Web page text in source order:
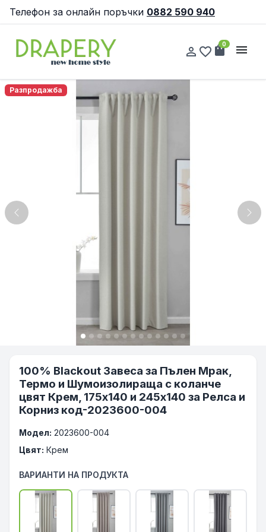
Телефон за онлайн поръчки 0882 590 940
person_outline favorite_border shopping_bag
0 menu
Разпродажба
Previous
100% Blackout Завеса за Пълен Мрак,
Термо и Шумоизолираща с коланче
цвят Крем, 175х140 и 245х140 за Релса и
Корниз код-2023600-004
Модел: 2023600-004
Цвят: Крем
ВАРИАНТИ НА ПРОДУКТА